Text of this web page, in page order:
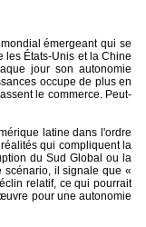
émergeant qui se
les États-Unis et la Chine
jour son autonomie
occupe de plus en
le commerce. Peut-
latine dans l'ordre
qui compliquent la
du Sud Global ou la
scénario, il signale que «
relatif, ce qui pourrait
pour une autonomie